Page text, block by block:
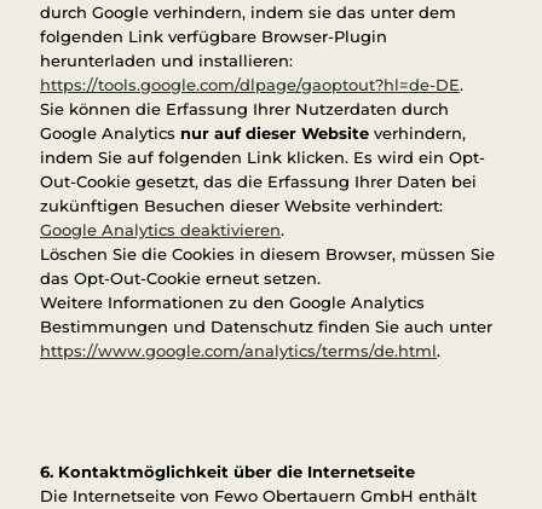
durch Google verhindern, indem sie das unter dem
folgenden Link verfügbare Browser-Plugin
herunterladen und installieren:
https://tools.google.com/dlpage/gaoptout?hl=de-DE.
Sie können die Erfassung Ihrer Nutzerdaten durch
Google Analytics nur auf dieser Website verhindern,
indem Sie auf folgenden Link klicken. Es wird ein Opt-
Out-Cookie gesetzt, das die Erfassung Ihrer Daten bei
zukünftigen Besuchen dieser Website verhindert:
Google Analytics deaktivieren.
Löschen Sie die Cookies in diesem Browser, müssen Sie
das Opt-Out-Cookie erneut setzen.
Weitere Informationen zu den Google Analytics
Bestimmungen und Datenschutz finden Sie auch unter
https://www.google.com/analytics/terms/de.html.
6. Kontaktmöglichkeit über die Internetseite
Die Internetseite von Fewo Obertauern GmbH enthält